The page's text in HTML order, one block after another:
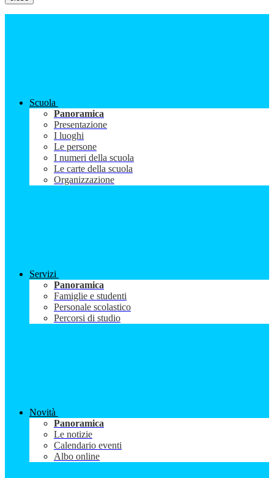
Scuola
Panoramica
Presentazione
I luoghi
Le persone
I numeri della scuola
Le carte della scuola
Organizzazione
Servizi
Panoramica
Famiglie e studenti
Personale scolastico
Percorsi di studio
Novità
Panoramica
Le notizie
Calendario eventi
Albo online